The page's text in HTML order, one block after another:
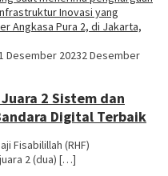
Desember 20232 Desember
2 Sistem dan
Digital Terbaik
Fisabilillah (RHF)
2 (dua) […]